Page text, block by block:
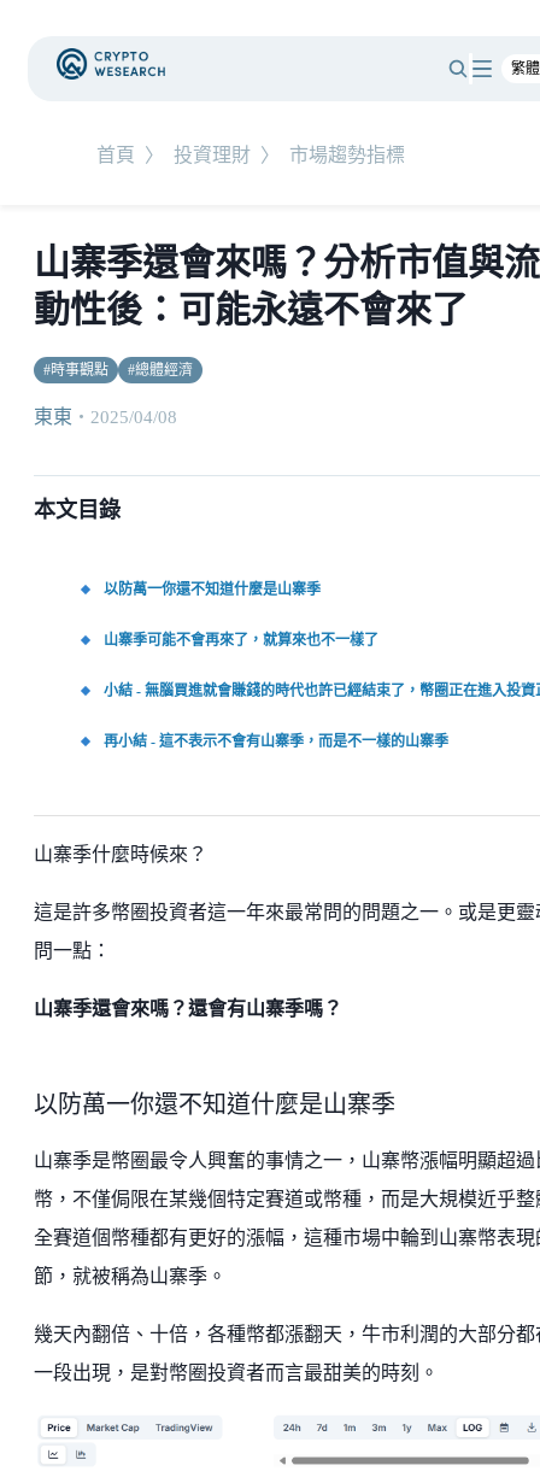
首頁 〉 投資理財 〉 市場趨勢指標
山寨季還會來嗎？分析市值與流
動性後：可能永遠不會來了
#時事觀點 #總體經濟
東東 ・ 2025/04/08
本文目錄
以防萬一你還不知道什麼是山寨季
山寨季可能不會再來了，就算來也不一樣了
小結 - 無腦買進就會賺錢的時代也許已經結束了，幣圈正在進入投資
再小結 - 這不表示不會有山寨季，而是不一樣的山寨季
山寨季什麼時候來？
這是許多幣圈投資者這一年來最常問的問題之一。或是更靈
問一點：
山寨季還會來嗎？還會有山寨季嗎？
以防萬一你還不知道什麼是山寨季
山寨季是幣圈最令人興奮的事情之一，山寨幣漲幅明顯超過
幣，不僅侷限在某幾個特定賽道或幣種，而是大規模近乎整
全賽道個幣種都有更好的漲幅，這種市場中輪到山寨幣表現
節，就被稱為山寨季。
幾天內翻倍、十倍，各種幣都漲翻天，牛市利潤的大部分都
一段出現，是對幣圈投資者而言最甜美的時刻。